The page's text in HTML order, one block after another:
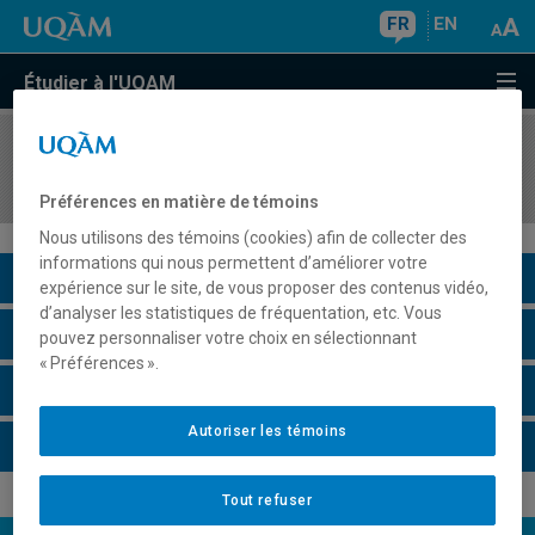
FR EN
Étudier à l'UQAM
COURS//
Description du cours
Horaire - Été 2026
Préférences en matière de témoins
Nous utilisons des témoins (cookies) afin de collecter des
informations qui nous permettent d’améliorer votre
expérience sur le site, de vous proposer des contenus vidéo,
d’analyser les statistiques de fréquentation, etc. Vous
pouvez personnaliser votre choix en sélectionnant
« Préférences ».
Tout refuser
Autoriser les témoins